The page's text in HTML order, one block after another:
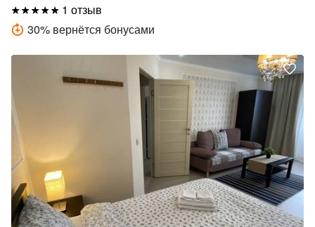
1 отзыв
30% вернётся бонусами